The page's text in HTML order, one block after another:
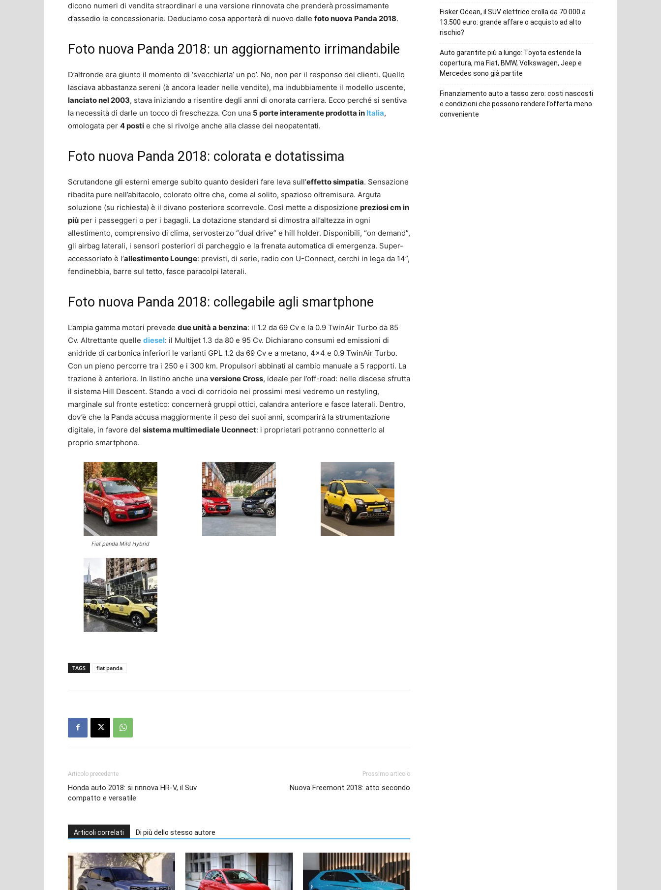
dicono numeri di vendita straordinari e una versione rinnovata che prenderà prossimamente
d’assedio le concessionarie. Deduciamo cosa apporterà di nuovo dalle foto nuova Panda 2018.
Foto nuova Panda 2018: un aggiornamento irrimandabile
D’altronde era giunto il momento di ‘svecchiarla’ un po’. No, non per il responso dei clienti. Quello
lasciava abbastanza sereni (è ancora leader nelle vendite), ma indubbiamente il modello uscente,
lanciato nel 2003, stava iniziando a risentire degli anni di onorata carriera. Ecco perché si sentiva
la necessità di darle un tocco di freschezza. Con una 5 porte interamente prodotta in Italia,
omologata per 4 posti e che si rivolge anche alla classe dei neopatentati.
Foto nuova Panda 2018: colorata e dotatissima
Scrutandone gli esterni emerge subito quanto desideri fare leva sull’effetto simpatia. Sensazione
ribadita pure nell’abitacolo, colorato oltre che, come al solito, spazioso oltremisura. Arguta
soluzione (su richiesta) è il divano posteriore scorrevole. Così mette a disposizione preziosi cm in
più per i passeggeri o per i bagagli. La dotazione standard si dimostra all’altezza in ogni
allestimento, comprensivo di clima, servosterzo “dual drive” e hill holder. Disponibili, “on demand”,
gli airbag laterali, i sensori posteriori di parcheggio e la frenata automatica di emergenza. Super-
accessoriato è l’allestimento Lounge: previsti, di serie, radio con U-Connect, cerchi in lega da 14”,
fendinebbia, barre sul tetto, fasce paracolpi laterali.
Foto nuova Panda 2018: collegabile agli smartphone
L’ampia gamma motori prevede due unità a benzina: il 1.2 da 69 Cv e la 0.9 TwinAir Turbo da 85
Cv. Altrettante quelle diesel: il Multijet 1.3 da 80 e 95 Cv. Dichiarano consumi ed emissioni di
anidride di carbonica inferiori le varianti GPL 1.2 da 69 Cv e a metano, 4×4 e 0.9 TwinAir Turbo.
Con un pieno percorre tra i 250 e i 300 km. Propulsori abbinati al cambio manuale a 5 rapporti. La
trazione è anteriore. In listino anche una versione Cross, ideale per l’off-road: nelle discese sfrutta
il sistema Hill Descent. Stando a voci di corridoio nei prossimi mesi vedremo un restyling,
marginale sul fronte estetico: concernerà gruppi ottici, calandra anteriore e fasce laterali. Dentro,
dov’è che la Panda accusa maggiormente il peso dei suoi anni, scomparirà la strumentazione
digitale, in favore del sistema multimediale Uconnect: i proprietari potranno connetterlo al
proprio smartphone.
Fiat panda Mild Hybrid
TAGS fiat panda
Articolo precedente
Honda auto 2018: si rinnova HR-V, il Suv
compatto e versatile
Prossimo articolo
Nuova Freemont 2018: atto secondo
Articoli correlati Di più dello stesso autore
Fisker Ocean, il SUV elettrico crolla da 70.000 a
13.500 euro: grande affare o acquisto ad alto
rischio?
Auto garantite più a lungo: Toyota estende la
copertura, ma Fiat, BMW, Volkswagen, Jeep e
Mercedes sono già partite
Finanziamento auto a tasso zero: costi nascosti
e condizioni che possono rendere l’offerta meno
conveniente